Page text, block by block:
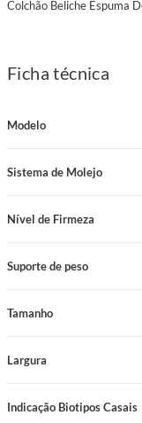
Colchão Beliche Espuma
Ficha técnica
Modelo
Sistema de Molejo
Nível de Firmeza
Suporte de peso
Tamanho
Largura
Indicação Biotipos Casais